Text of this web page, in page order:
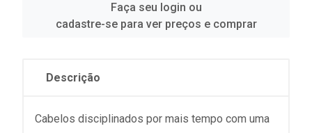
Faça seu login ou
cadastre-se para ver preços e comprar
Descrição
Cabelos disciplinados por mais tempo com uma